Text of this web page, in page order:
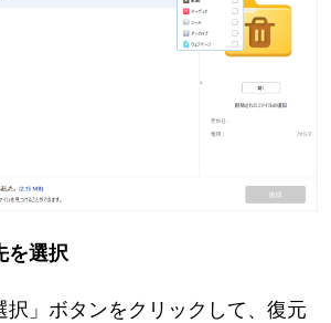
を選択
択」ボタンをクリックして、復元